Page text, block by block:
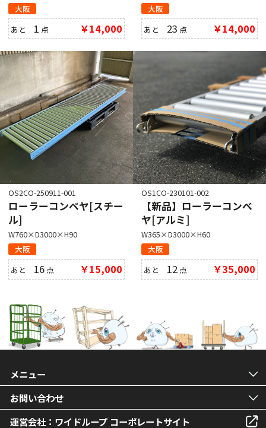
大阪
あと 1 点 ￥14,000
大阪
あと 23 点 ￥14,000
OS2CO-250911-001
ローラーコンベヤ[スチー
ル]
W760×D3000×H90
大阪
あと 16 点 ￥15,000
OS1CO-230101-002
【新品】ローラーコンベ
ヤ[アルミ]
W365×D3000×H60
大阪
あと 12 点 ￥35,000
メニュー
お問い合わせ
運営会社：ワイドループ コーポレートサイト